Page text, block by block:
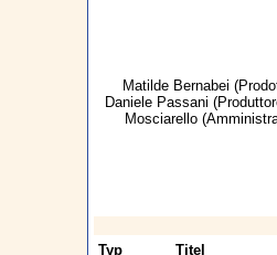
Matilde Bernabei
Daniele Passani
Mosciarello
Typ
Titel